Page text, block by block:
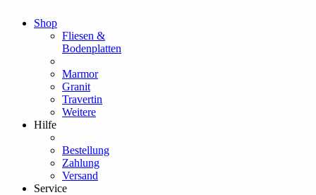
Shop
Fliesen &
Bodenplatten
Marmor
Granit
Travertin
Weitere
Hilfe
Bestellung
Zahlung
Versand
Service